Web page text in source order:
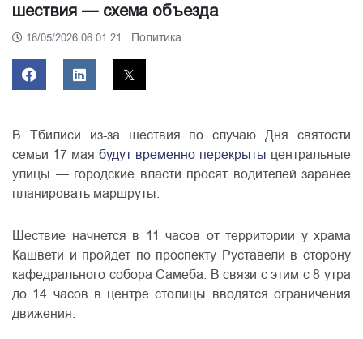
шествия — схема объезда
16/05/2026 06:01:21 Политика
В Тбилиси из-за шествия по случаю Дня святости
семьи 17 мая будут временно перекрыты центральные
улицы — городские власти просят водителей заранее
планировать маршруты.
Шествие начнется в 11 часов от территории у храма
Кашвети и пройдет по проспекту Руставели в сторону
кафедрального собора Самеба. В связи с этим с 8 утра
до 14 часов в центре столицы вводятся ограничения
движения.